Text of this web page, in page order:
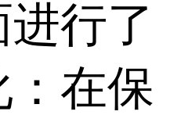
行了
：在保